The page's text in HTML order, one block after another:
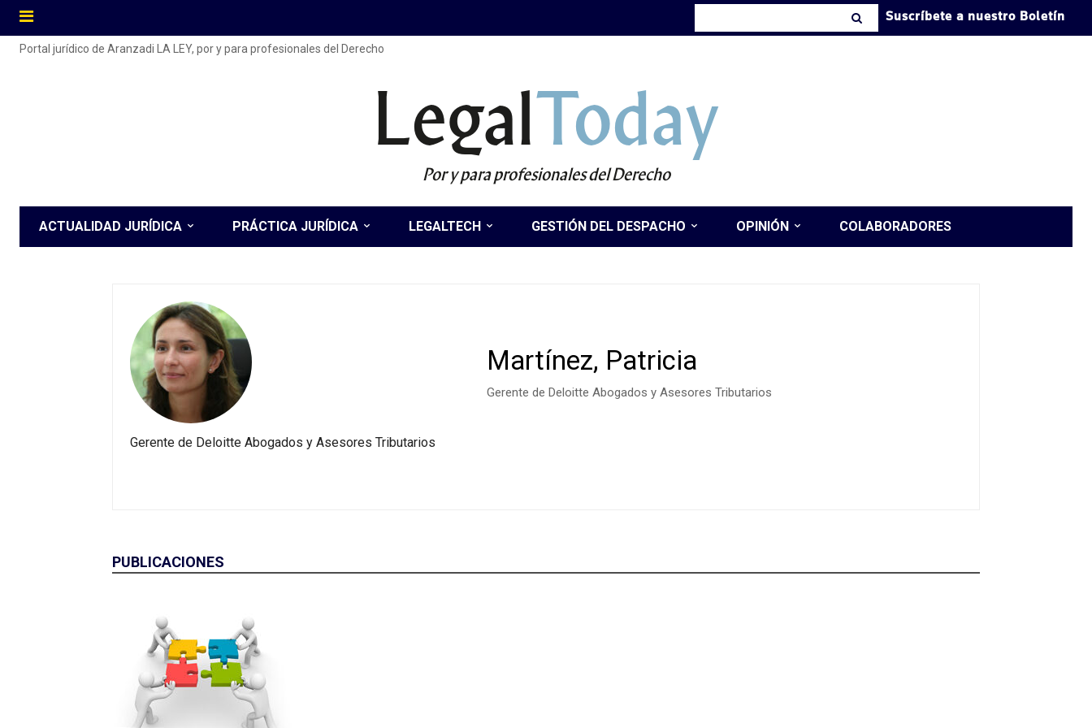
Suscríbete a nuestro Boletín
Portal jurídico de Aranzadi LA LEY, por y para profesionales del Derecho
LegalToday
Por y para profesionales del Derecho
ACTUALIDAD JURÍDICA PRÁCTICA JURÍDICA LEGALTECH GESTIÓN DEL DESPACHO OPINIÓN COLABORADORES
Martínez, Patricia
Gerente de Deloitte Abogados y Asesores Tributarios
Gerente de Deloitte Abogados y Asesores Tributarios
PUBLICACIONES